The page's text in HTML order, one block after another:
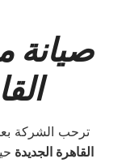
صيانة
ترحب الشركة
القاهرة الجديدة